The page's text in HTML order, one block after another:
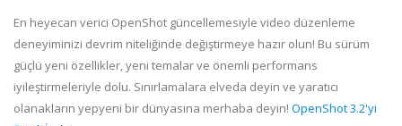
En heyecan verici OpenShot güncellemesiyle video düzenleme
deneyiminizi devrim niteliğinde değiştirmeye hazır olun! Bu sürüm
güçlü yeni özellikler, yeni temalar ve önemli performans
iyileştirmeleriyle dolu. Sınırlamalara elveda deyin ve yaratıcı
olanakların yepyeni bir dünyasına merhaba deyin! OpenShot 3.2'yi